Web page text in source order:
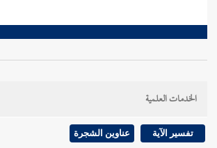
الخدمات العلمية
تفسير الآية عناوين الشجرة